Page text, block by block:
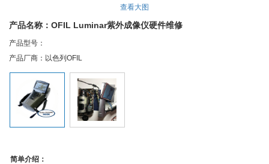
查看大图
产品名称：OFIL Luminar紫外成像仪硬件维修
产品型号：
产品厂商：以色列OFIL
简单介绍：